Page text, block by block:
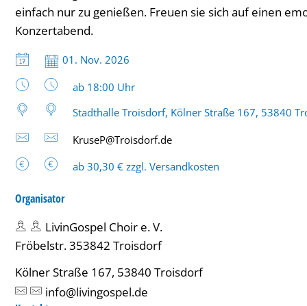
einfach nur zu genießen. Freuen sie sich auf einen
Konzertabend.
Datum:
01. Nov. 2026
Uhrzeit:
ab 18:00 Uhr
Stadthalle Troisdorf, Kölner Straße 167, 53840
KruseP@Troisdorf.de
ab 30,30 € zzgl. Versandkosten
Organisator
LivinGospel Choir e. V.
Fröbelstr. 353842 Troisdorf
Kölner Straße 167, 53840 Troisdorf
info@livingospel.de